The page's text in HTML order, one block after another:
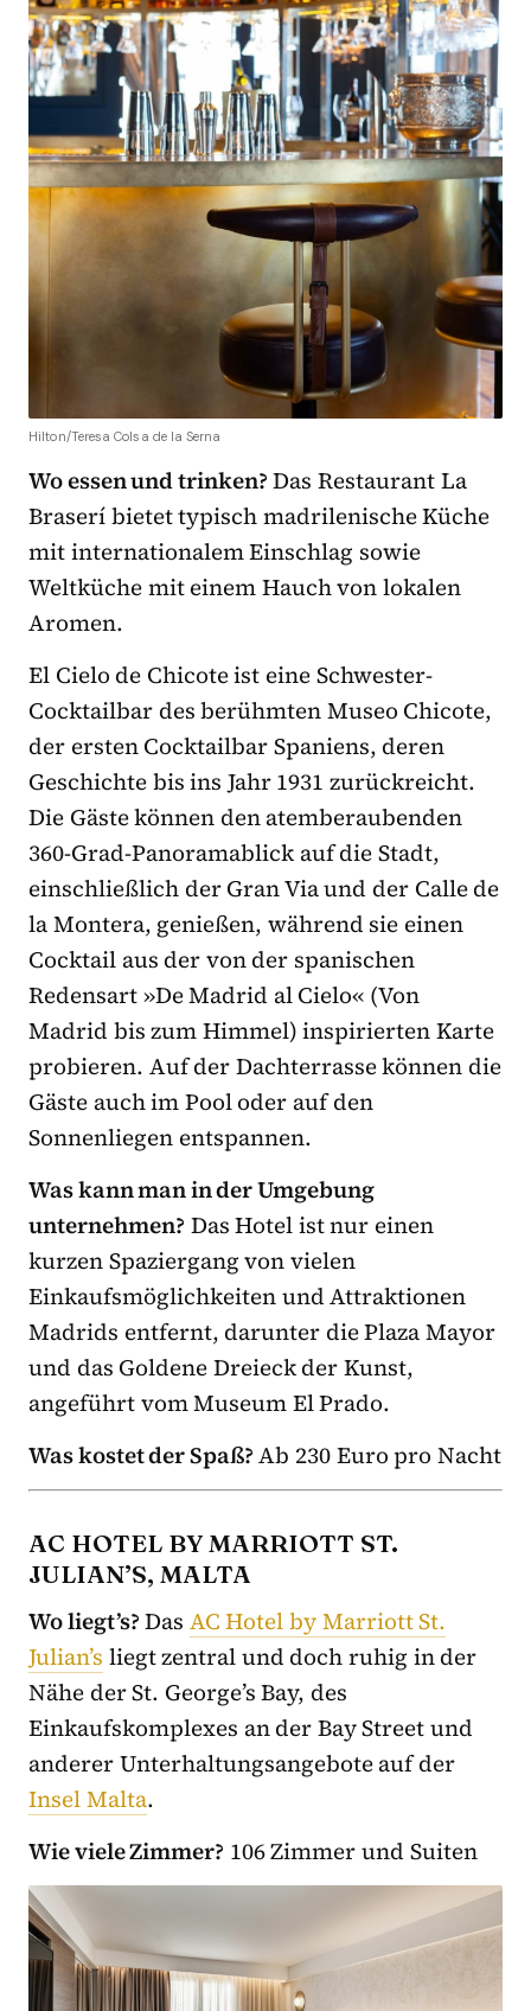
Hilton/Teresa Colsa de la Serna
Wo essen und trinken?Das Restaurant La
Braserí bietet typisch madrilenische Küche
mit internationalem Einschlag sowie
Weltküche mit einem Hauch von lokalen
Aromen.
El Cielo de Chicote ist eine Schwester-
Cocktailbar des berühmten Museo Chicote,
der ersten Cocktailbar Spaniens, deren
Geschichte bis ins Jahr 1931 zurückreicht.
Die Gäste können den atemberaubenden
360-Grad-Panoramablick auf die Stadt,
einschließlich der Gran Via und der Calle de
la Montera, genießen, während sie einen
Cocktail aus der von der spanischen
Redensart »De Madrid al Cielo« (Von
Madrid bis zum Himmel) inspirierten Karte
probieren. Auf der Dachterrasse können die
Gäste auch im Pool oder auf den
Sonnenliegen entspannen.
Was kann man in der Umgebung
unternehmen? Das Hotel ist nur einen
kurzen Spaziergang von vielen
Einkaufsmöglichkeiten und Attraktionen
Madrids entfernt, darunter die Plaza Mayor
und das Goldene Dreieck der Kunst,
angeführt vom Museum El Prado.
Was kostet der Spaß?Ab 230 Euro pro Nacht
AC HOTEL BY MARRIOTT ST.
JULIAN’S, MALTA
Wo liegt’s?Das AC Hotel by Marriott St.
Julian’s liegt zentral und doch ruhig in der
Nähe der St. George’s Bay, des
Einkaufskomplexes an der Bay Street und
anderer Unterhaltungsangebote auf der
Insel Malta.
Wie viele Zimmer? 106 Zimmer und Suiten